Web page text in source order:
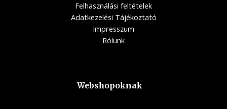
Felhasználási feltételek
Adatkezelési Tájékoztató
Impresszum
Rólunk
Webshopoknak